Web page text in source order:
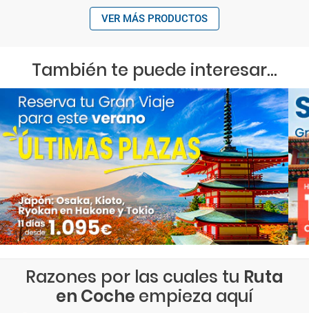
VER MÁS PRODUCTOS
También te puede interesar...
Razones por las cuales tu Ruta
en Coche empieza aquí